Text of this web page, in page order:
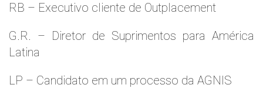
RB – Executivo cliente de Outplacement
G.R. – Diretor de Suprimentos para América
Latina
LP – Candidato em um processo da AGNIS